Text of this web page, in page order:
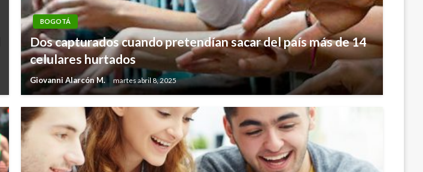
BOGOTÁ
Dos capturados cuando pretendían sacar del país más de 14
celulares hurtados
Giovanni Alarcón M. martes abril 8, 2025